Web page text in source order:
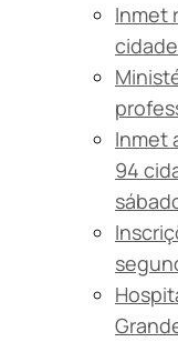
Inmet
Inmet
94